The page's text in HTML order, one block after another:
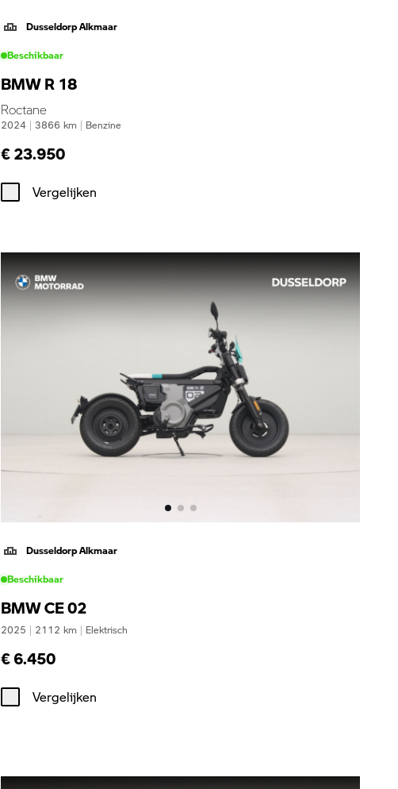
Dusseldorp Alkmaar
Beschikbaar
BMW R 18
Roctane
2024 | 3866 km | Benzine
€ 23.950
Vergelijken
Dusseldorp Alkmaar
Beschikbaar
BMW CE 02
2025 | 2112 km | Elektrisch
€ 6.450
Vergelijken